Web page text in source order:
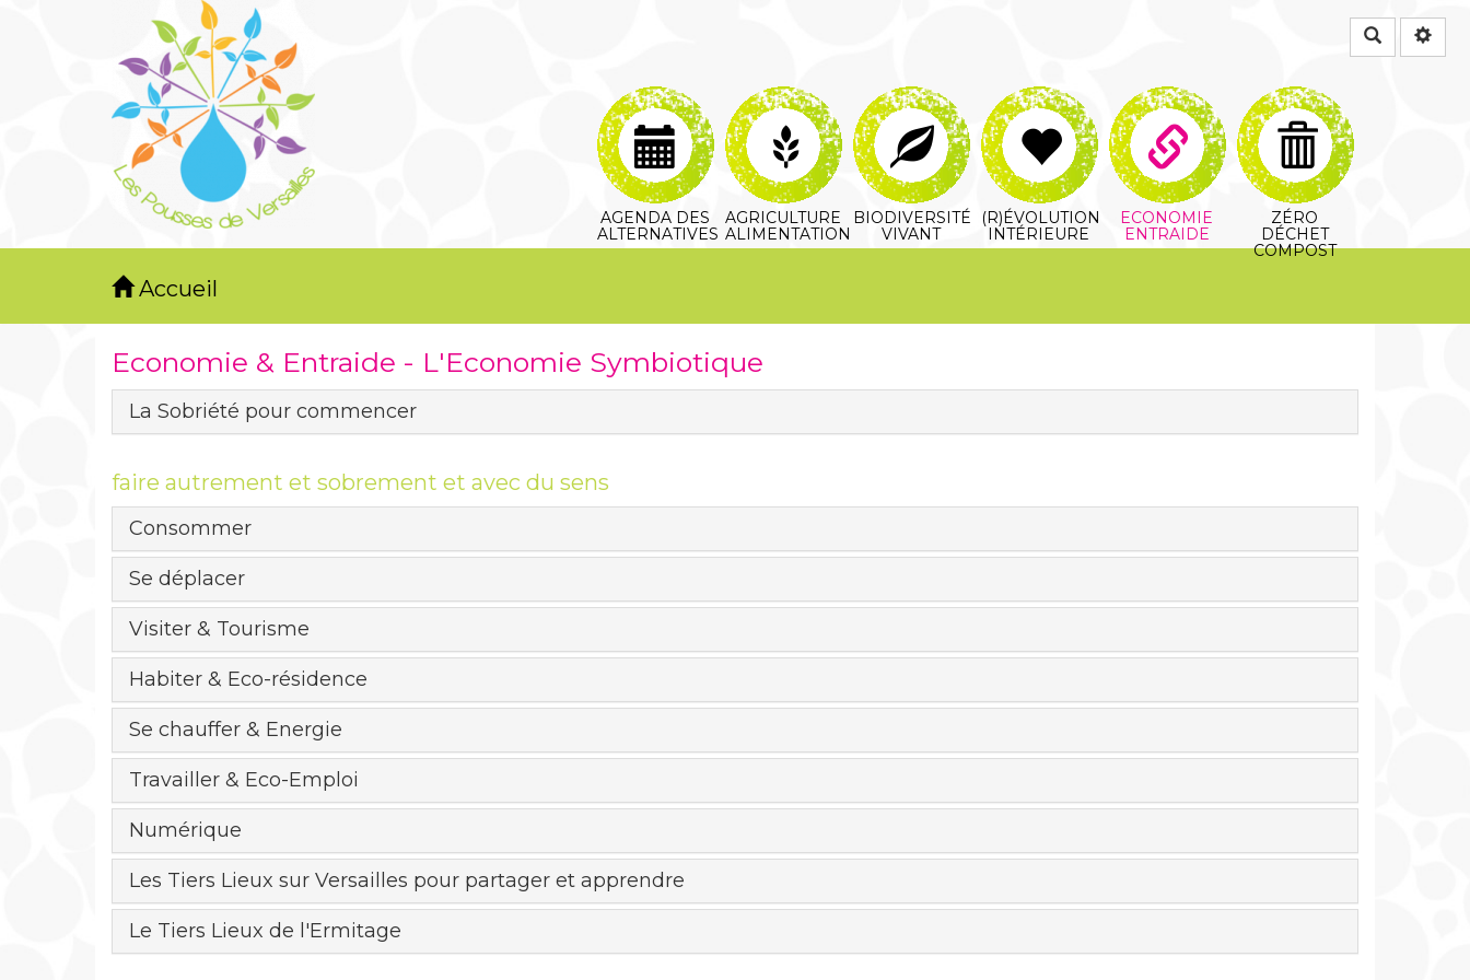
Rechercher
Accueil
AGENDA DES
ALTERNATIVES
AGRICULTURE
ALIMENTATION
BIODIVERSITÉ
VIVANT
(R)ÉVOLUTION
INTÉRIEURE
ECONOMIE
ENTRAIDE
ZÉRO
DÉCHET
COMPOST
Economie & Entraide - L'Economie Symbiotique
La Sobriété pour commencer
faire autrement et sobrement et avec du sens
Consommer
Se déplacer
Visiter & Tourisme
Habiter & Eco-résidence
Se chauffer & Energie
Travailler & Eco-Emploi
Numérique
Les Tiers Lieux sur Versailles pour partager et apprendre
Le Tiers Lieux de l'Ermitage